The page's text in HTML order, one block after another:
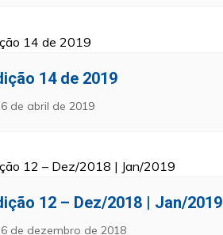
14 de 2019
6 de abril de 2019
12 – Dez/2018 | Jan/2019
6 de dezembro de 2018